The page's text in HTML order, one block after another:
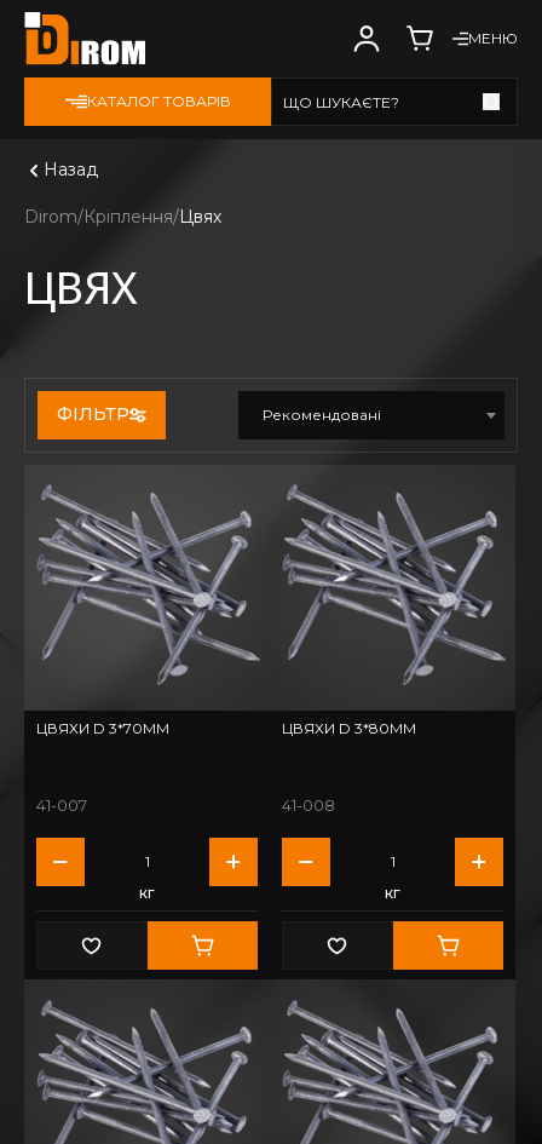
МЕНЮ
КАТАЛОГ ТОВАРІВ ЩО ШУКАЄТЕ?
Назад
Dirom Кріплення Цвях
ЦВЯХ
ФІЛЬТР Рекомендовані
ЦВЯХИ D 3*70ММ
41-007
кг
ЦВЯХИ D 3*80ММ
41-008
кг